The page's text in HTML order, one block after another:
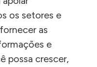
os setores e
as
e
possa crescer,